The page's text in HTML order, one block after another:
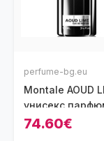
perfume-bg.eu
Montale AOUD
унисекс
мл - EDP
74.60€